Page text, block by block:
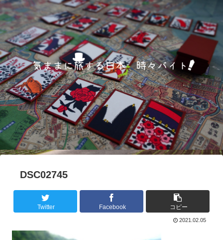
DSC02745
Twitter Facebook コピー
2021.02.05